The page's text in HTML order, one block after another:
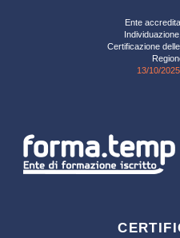
Ente
Certificazione
13/10/